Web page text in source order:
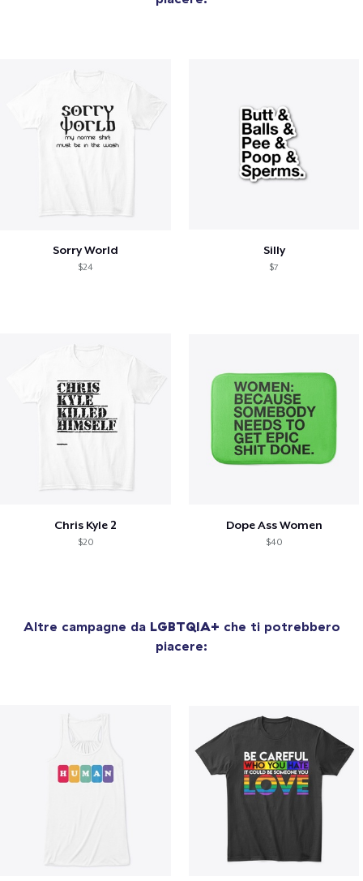
Sorry World
$24
Silly
$7
Chris Kyle 2
$20
Dope Ass Women
$40
Altre campagne da LGBTQIA+ che ti potrebbero
piacere: